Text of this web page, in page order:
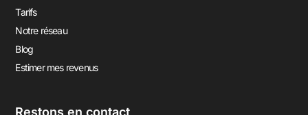
Tarifs
Notre réseau
Blog
Estimer mes revenus
Restons en contact